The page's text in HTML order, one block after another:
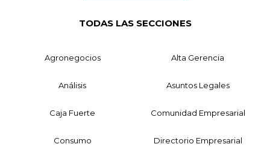
TODAS LAS SECCIONES
Agronegocios Alta Gerencia
Análisis Asuntos Legales
Caja Fuerte Comunidad Empresarial
Consumo Directorio Empresarial